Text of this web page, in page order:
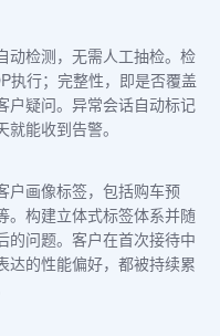
动检测，无需人工抽检。检
执行；完整性，即是否覆盖
户疑问。异常会话自动标记
能收到告警。
户画像标签，包括购车预
。构建立体式标签体系并随
的问题。客户在首次接待中
达的性能偏好，都被持续累